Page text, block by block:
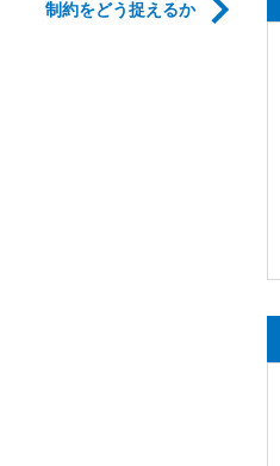
制約をどう捉えるか